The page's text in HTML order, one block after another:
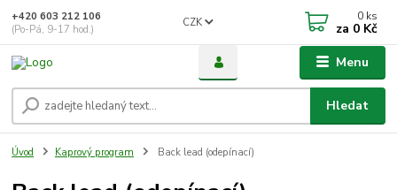
Menu
CZK
Hledat
+420 603 212 106
(Po-Pá, 9-17 hod.)
0 ks
za 0 Kč
Úvod Kaprový program Back lead (odepínací)